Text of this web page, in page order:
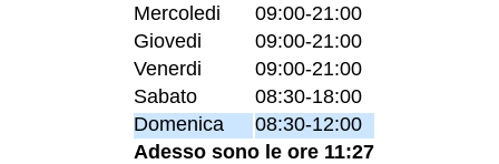
Mercoledi
09:00-21:00
Giovedi
09:00-21:00
Venerdi
09:00-21:00
Sabato
08:30-18:00
Domenica
08:30-12:00
Adesso sono le ore 11:27